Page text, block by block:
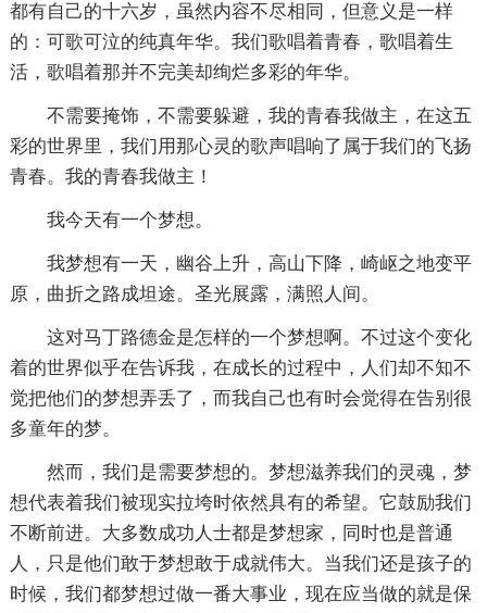
都有自己的十六岁，虽然内容不尽相同，但意义是一样
的：可歌可泣的纯真年华。我们歌唱着青春，歌唱着生
活，歌唱着那并不完美却绚烂多彩的年华。
不需要掩饰，不需要躲避，我的青春我做主，在这五
彩的世界里，我们用那心灵的歌声唱响了属于我们的飞扬
青春。我的青春我做主！
我今天有一个梦想。
我梦想有一天，幽谷上升，高山下降，崎岖之地变平
原，曲折之路成坦途。圣光展露，满照人间。
这对马丁路德金是怎样的一个梦想啊。不过这个变化
着的世界似乎在告诉我，在成长的过程中，人们却不知不
觉把他们的梦想弄丢了，而我自己也有时会觉得在告别很
多童年的梦。
然而，我们是需要梦想的。梦想滋养我们的灵魂，梦
想代表着我们被现实拉垮时依然具有的希望。它鼓励我们
不断前进。大多数成功人士都是梦想家，同时也是普通
人，只是他们敢于梦想敢于成就伟大。当我们还是孩子的
时候，我们都梦想过做一番大事业，现在应当做的就是保